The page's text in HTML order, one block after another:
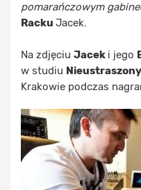
pomarańczowym
Racku Jacek.
Na zdjęciu Jacek i jego
w studiu
Krakowie podczas